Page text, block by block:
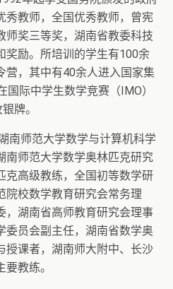
秀教师，全国优秀教师，曾宪
师奖三等奖，湖南省教委科技
奖励。所培训的学生有100余
营，其中有40余人进入国家集
际中学生数学竞赛（IMO）
牌。
南师范大学数学与计算机科学
南师范大学数学奥林匹克研究
克高级教练，全国初等数学研
院校数学教育研究会常务理
，湖南省高师教育研究会理事
委员会副主任，湖南省数学奥
授课者，湖南师大附中、长沙
教练。